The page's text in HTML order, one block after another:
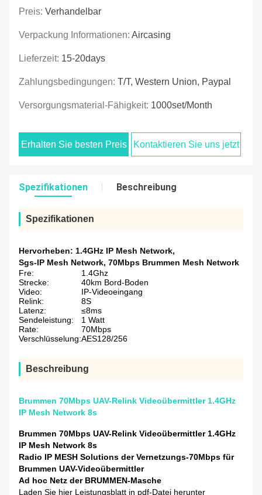
Preis: Verhandelbar
Verpackung Informationen: Aircasing
Lieferzeit: 15-20days
Zahlungsbedingungen: T/T, Western Union, Paypal
Versorgungsmaterial-Fähigkeit: 1000set/Month
Erhalten Sie besten Preis Kontaktieren Sie uns jetzt
Spezifikationen Beschreibung
Spezifikationen
Hervorheben: 1.4GHz IP Mesh Network,
Sgs-IP Mesh Network, 70Mbps Brummen Mesh Network
Fre:
1.4Ghz
Strecke:
40km Bord-Boden
Video:
IP-Videoeingang
Relink:
8S
Latenz:
≤8ms
Sendeleistung:
1 Watt
Rate:
70Mbps
Verschlüsselung:AES128/256
Beschreibung
Brummen 70Mbps UAV-Relink Videoübermittler 1.4GHz
IP Mesh Network 8s
Brummen 70Mbps UAV-Relink Videoübermittler 1.4GHz
IP Mesh Network 8s
Radio IP MESH Solutions der Vernetzungs-70Mbps für
Brummen UAV-Videoübermittler
Ad hoc Netz der BRUMMEN-Masche
Laden Sie hier Leistungsblatt in pdf-Datei herunter